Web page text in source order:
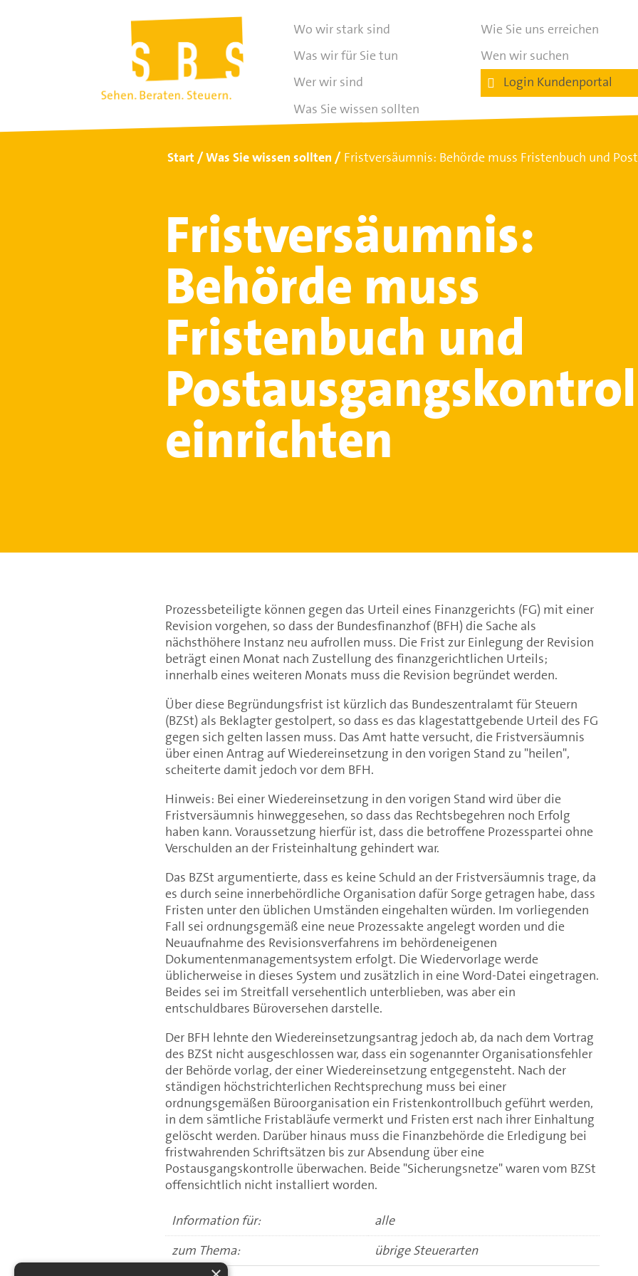
Wo wir stark sind
Was wir für Sie tun
Wer wir sind
Was Sie wissen sollten
Wie Sie uns erreichen
Wen wir suchen
Login Kundenportal
Start Was Sie wissen sollten Fristversäumnis: Behörde muss Fristenbuch und
Fristversäumnis:
Behörde muss
Fristenbuch und
einrichten
Prozessbeteiligte können gegen das Urteil eines Finanzgerichts (FG) mit einer
Revision vorgehen, so dass der Bundesfinanzhof (BFH) die Sache als
nächsthöhere Instanz neu aufrollen muss. Die Frist zur Einlegung der Revision
beträgt einen Monat nach Zustellung des finanzgerichtlichen Urteils;
innerhalb eines weiteren Monats muss die Revision begründet werden.
Über diese Begründungsfrist ist kürzlich das Bundeszentralamt für Steuern
(BZSt) als Beklagter gestolpert, so dass es das klagestattgebende Urteil des FG
gegen sich gelten lassen muss. Das Amt hatte versucht, die Fristversäumnis
über einen Antrag auf Wiedereinsetzung in den vorigen Stand zu "heilen",
scheiterte damit jedoch vor dem BFH.
Hinweis: Bei einer Wiedereinsetzung in den vorigen Stand wird über die
Fristversäumnis hinweggesehen, so dass das Rechtsbegehren noch Erfolg
haben kann. Voraussetzung hierfür ist, dass die betroffene Prozesspartei ohne
Verschulden an der Fristeinhaltung gehindert war.
Das BZSt argumentierte, dass es keine Schuld an der Fristversäumnis trage, da
es durch seine innerbehördliche Organisation dafür Sorge getragen habe, dass
Fristen unter den üblichen Umständen eingehalten würden. Im vorliegenden
Fall sei ordnungsgemäß eine neue Prozessakte angelegt worden und die
Neuaufnahme des Revisionsverfahrens im behördeneigenen
Dokumentenmanagementsystem erfolgt. Die Wiedervorlage werde
üblicherweise in dieses System und zusätzlich in eine Word-Datei eingetragen.
Beides sei im Streitfall versehentlich unterblieben, was aber ein
entschuldbares Büroversehen darstelle.
Der BFH lehnte den Wiedereinsetzungsantrag jedoch ab, da nach dem Vortrag
des BZSt nicht ausgeschlossen war, dass ein sogenannter Organisationsfehler
der Behörde vorlag, der einer Wiedereinsetzung entgegensteht. Nach der
ständigen höchstrichterlichen Rechtsprechung muss bei einer
ordnungsgemäßen Büroorganisation ein Fristenkontrollbuch geführt werden,
in dem sämtliche Fristabläufe vermerkt und Fristen erst nach ihrer Einhaltung
gelöscht werden. Darüber hinaus muss die Finanzbehörde die Erledigung bei
fristwahrenden Schriftsätzen bis zur Absendung über eine
Postausgangskontrolle überwachen. Beide "Sicherungsnetze" waren vom BZSt
offensichtlich nicht installiert worden.
Information für:
alle
zum Thema:
übrige Steuerarten